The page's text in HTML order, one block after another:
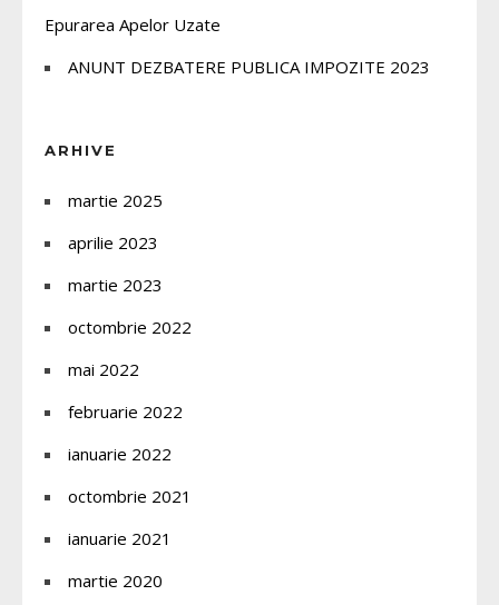
Epurarea Apelor Uzate
ANUNT DEZBATERE PUBLICA IMPOZITE 2023
ARHIVE
martie 2025
aprilie 2023
martie 2023
octombrie 2022
mai 2022
februarie 2022
ianuarie 2022
octombrie 2021
ianuarie 2021
martie 2020